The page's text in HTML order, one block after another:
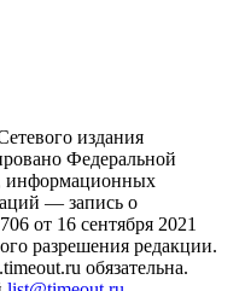
издания
Федеральной
информационных
— запись о
от 16 сентября 2021
разрешения редакции.
обязательна.